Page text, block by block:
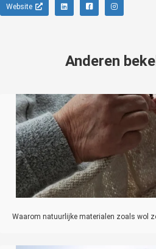
Website
Anderen
Waarom natuurlijke materialen zoals wol